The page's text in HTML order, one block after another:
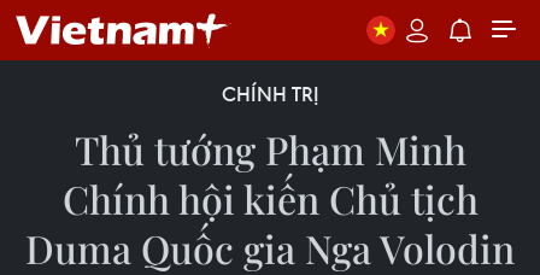
CHÍNH TRỊ
Thủ tướng Phạm Minh
Chính hội kiến Chủ tịch
Duma Quốc gia Nga Volodin